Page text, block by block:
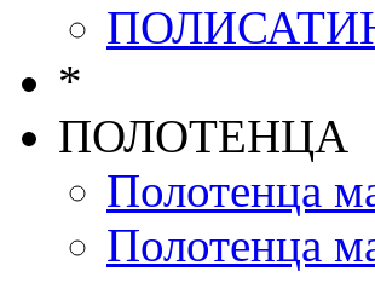
*
ПОЛОТЕНЦА
Полотенца
Полотенца